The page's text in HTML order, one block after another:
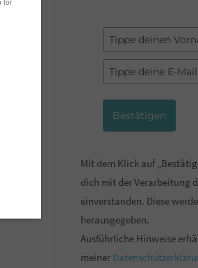
Bestätigen
Mit dem Klick auf
dich mit der Verarbeitung
einverstanden. Diese
herausgegeben.
Ausführliche Hinweise
meiner